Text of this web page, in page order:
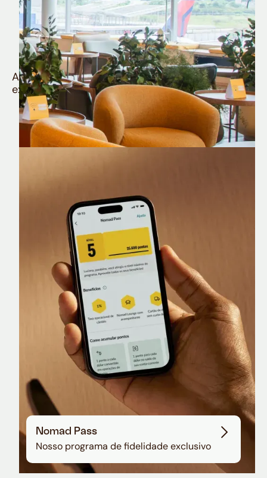
Quem é Nomad tem
muito mais
Aproveite todos os benefícios e vantagens
exclusivas da sua Conta Internacional
Nomad Lounge
Sala VIP no Aeroporto de Guarulhos
Nomad Pass
Nosso programa de fidelidade exclusivo